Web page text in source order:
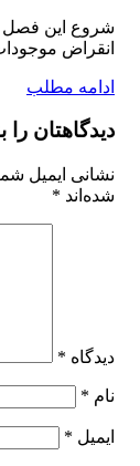
شروع این فصل
انقراض
ادامه مطلب
دیدگاهتان را
نشانی ایمیل
شده‌اند *
دیدگاه *
نام *
ایمیل *